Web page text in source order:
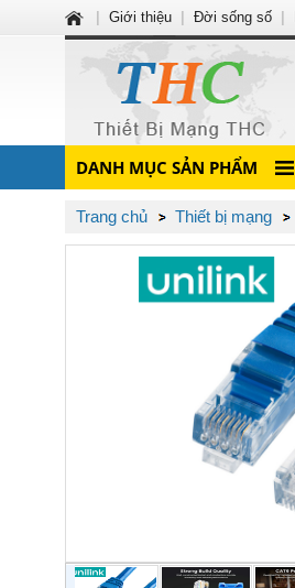
DANH MỤC SẢN PHẨM
Trang chủ Thiết bị mạng
Giới thiệu Đời sống số